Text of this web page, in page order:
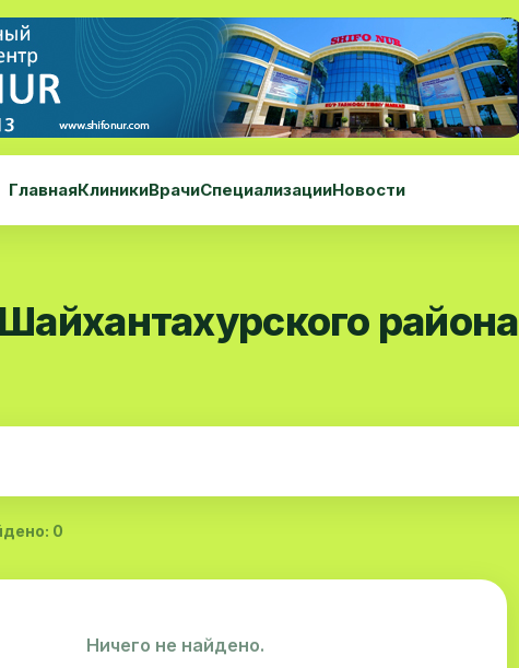
ГлавнаяКлиникиВрачиСпециализацииНовости
района
0
Ничего не найдено.